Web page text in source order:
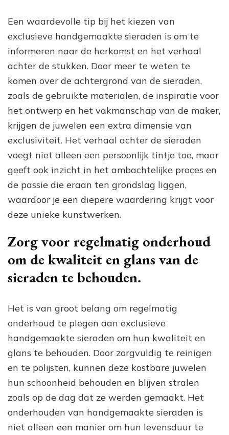
Een waardevolle tip bij het kiezen van
exclusieve handgemaakte sieraden is om te
informeren naar de herkomst en het verhaal
achter de stukken. Door meer te weten te
komen over de achtergrond van de sieraden,
zoals de gebruikte materialen, de inspiratie voor
het ontwerp en het vakmanschap van de maker,
krijgen de juwelen een extra dimensie van
exclusiviteit. Het verhaal achter de sieraden
voegt niet alleen een persoonlijk tintje toe, maar
geeft ook inzicht in het ambachtelijke proces en
de passie die eraan ten grondslag liggen,
waardoor je een diepere waardering krijgt voor
deze unieke kunstwerken.
Zorg voor regelmatig onderhoud
om de kwaliteit en glans van de
sieraden te behouden.
Het is van groot belang om regelmatig
onderhoud te plegen aan exclusieve
handgemaakte sieraden om hun kwaliteit en
glans te behouden. Door zorgvuldig te reinigen
en te polijsten, kunnen deze kostbare juwelen
hun schoonheid behouden en blijven stralen
zoals op de dag dat ze werden gemaakt. Het
onderhouden van handgemaakte sieraden is
niet alleen een manier om hun levensduur te